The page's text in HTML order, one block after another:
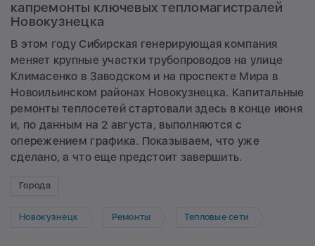
капремонты ключевых тепломагистралей
Новокузнецка
В этом году Сибирская генерирующая компания
меняет крупные участки трубопроводов на улице
Климасенко в Заводском и на проспекте Мира в
Новоильинском районах Новокузнецка. Капитальные
ремонты теплосетей стартовали здесь в конце июня
и, по данным на 2 августа, выполняются с
опережением графика. Показываем, что уже
сделано, а что еще предстоит завершить.
Города
Новокузнецк Ремонты Тепловые сети